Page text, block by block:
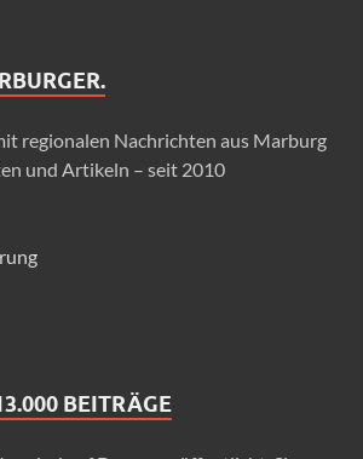
regionalen Nachrichten aus Marburg
und Artikeln – seit 2010
BEITRÄGE